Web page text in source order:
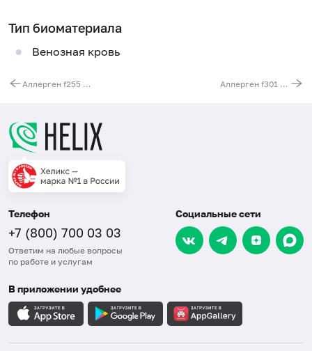
Тип биоматериала
Венозная кровь
Аллерген f255 - слива, IgG Аллерген f301 - хурма, IgG
Телефон
+7 (800) 700 03 03
Ответим на любые вопросы
по работе и услугам
Социальные сети
В приложении удобнее